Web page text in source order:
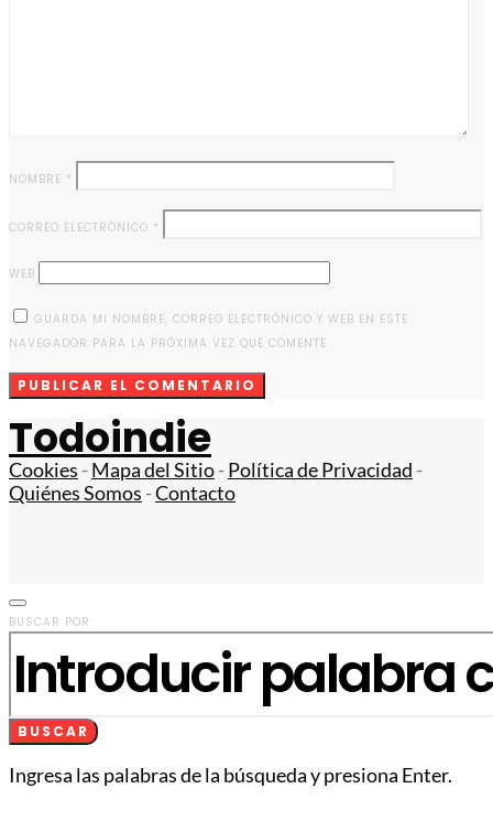
NOMBRE *
CORREO ELECTRÓNICO *
WEB
GUARDA MI NOMBRE, CORREO ELECTRÓNICO Y WEB EN ESTE
NAVEGADOR PARA LA PRÓXIMA VEZ QUE COMENTE.
Todoindie
Cookies -Mapa del Sitio-Política de Privacidad -
Quiénes Somos -Contacto
BUSCAR POR:
BUSCAR
Ingresa las palabras de la búsqueda y presiona Enter.